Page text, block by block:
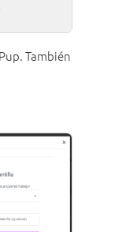
También